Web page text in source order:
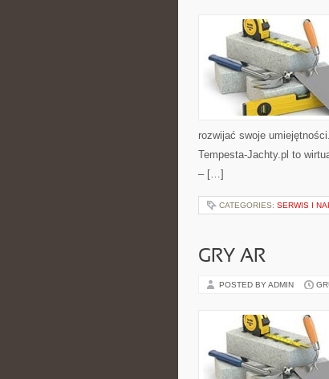
rozwijać swoje
Tempesta-Jachty.pl to
– […]
CATEGORIES: SERWIS I
GRY AR
POSTED BY ADMIN